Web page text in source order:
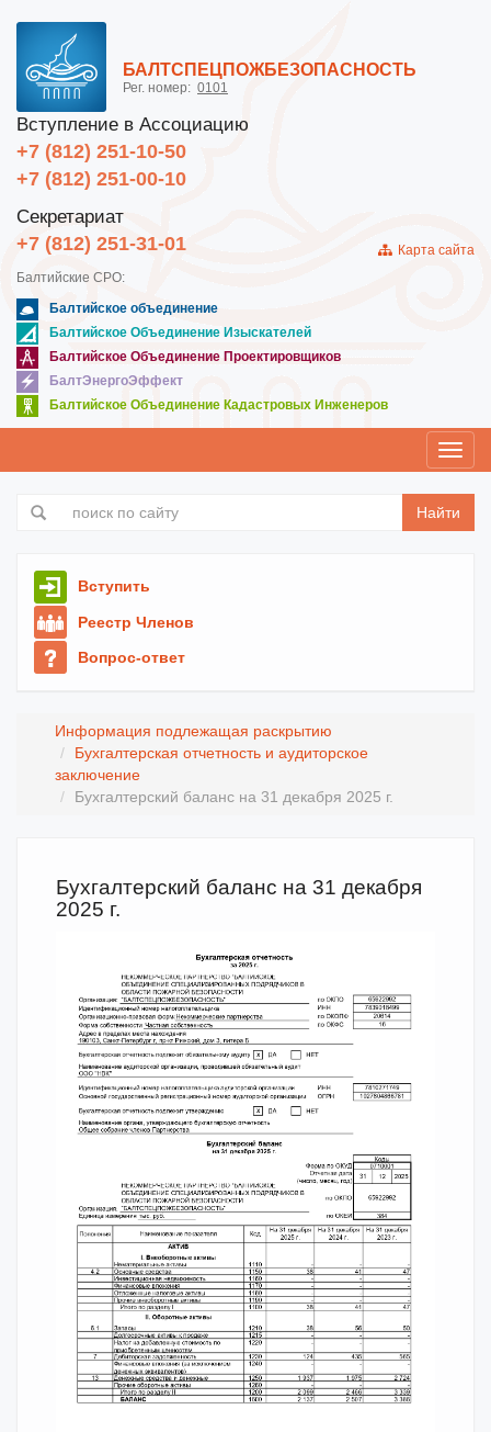
БАЛТСПЕЦПОЖБЕЗОПАСНОСТЬ
Рег. номер: 0101
Вступление в Ассоциацию
+7 (812) 251-10-50
+7 (812) 251-00-10
Секретариат
+7 (812) 251-31-01
Карта сайта
Балтийские СРО:
Балтийское объединение
Балтийское Объединение Изыскателей
Балтийское Объединение Проектировщиков
БалтЭнергоЭффект
Балтийское Объединение Кадастровых Инженеров
Найти
Вступить
Реестр Членов
Вопрос-ответ
Информация подлежащая раскрытию
Бухгалтерская отчетность и аудиторское
заключение
Бухгалтерский баланс на 31 декабря 2025 г.
Бухгалтерский баланс на 31 декабря
2025 г.